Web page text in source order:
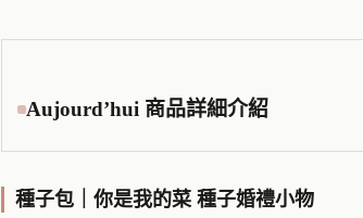
Aujourd’hui 商品詳細介紹
種子包｜你是我的菜 種子婚禮小物